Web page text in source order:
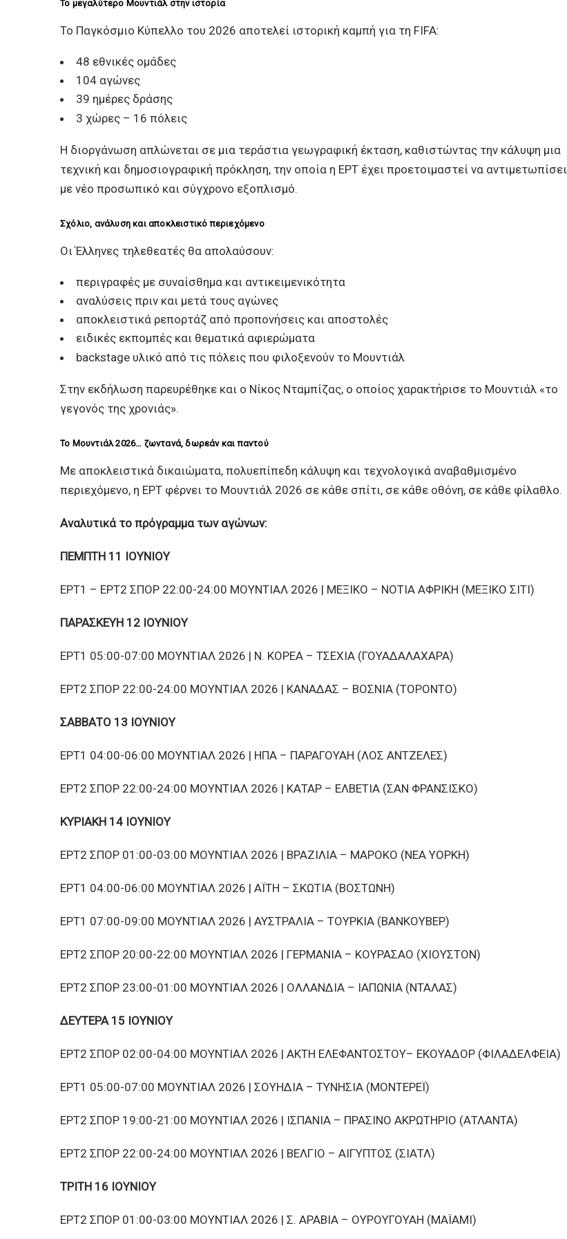
Το μεγαλύτερο Μουντιάλ στην ιστορία
Το Παγκόσμιο Κύπελλο του 2026 αποτελεί ιστορική καμπή για τη FIFA:
48 εθνικές ομάδες
104 αγώνες
39 ημέρες δράσης
3 χώρες – 16 πόλεις
Η διοργάνωση απλώνεται σε μια τεράστια γεωγραφική έκταση, καθιστώντας την κάλυψη μια
τεχνική και δημοσιογραφική πρόκληση, την οποία η ΕΡΤ έχει προετοιμαστεί να αντιμετωπίσει
με νέο προσωπικό και σύγχρονο εξοπλισμό.
Σχόλιο, ανάλυση και αποκλειστικό περιεχόμενο
Οι Έλληνες τηλεθεατές θα απολαύσουν:
περιγραφές με συναίσθημα και αντικειμενικότητα
αναλύσεις πριν και μετά τους αγώνες
αποκλειστικά ρεπορτάζ από προπονήσεις και αποστολές
ειδικές εκπομπές και θεματικά αφιερώματα
backstage υλικό από τις πόλεις που φιλοξενούν το Μουντιάλ
Στην εκδήλωση παρευρέθηκε και ο Νίκος Νταμπίζας, ο οποίος χαρακτήρισε το Μουντιάλ «το
γεγονός της χρονιάς».
Το Μουντιάλ 2026… ζωντανά, δωρεάν και παντού
Με αποκλειστικά δικαιώματα, πολυεπίπεδη κάλυψη και τεχνολογικά αναβαθμισμένο
περιεχόμενο, η ΕΡΤ φέρνει το Μουντιάλ 2026 σε κάθε σπίτι, σε κάθε οθόνη, σε κάθε φίλαθλο.
Αναλυτικά το πρόγραμμα των αγώνων:
ΠΕΜΠΤΗ 11 ΙΟΥΝΙΟΥ
ΕΡΤ1 – ΕΡΤ2 ΣΠΟΡ 22:00-24:00 ΜΟΥΝΤΙΑΛ 2026 | ΜΕΞΙΚΟ – ΝΟΤΙΑ ΑΦΡΙΚΗ (ΜΕΞΙΚΟ ΣΙΤΙ)
ΠΑΡΑΣΚΕΥΗ 12 ΙΟΥΝΙΟΥ
ΕΡΤ1 05:00-07:00 ΜΟΥΝΤΙΑΛ 2026 | Ν. ΚΟΡΕΑ – ΤΣΕΧΙΑ (ΓΟΥΑΔΑΛΑΧΑΡΑ)
ΕΡΤ2 ΣΠΟΡ 22:00-24:00 ΜΟΥΝΤΙΑΛ 2026 | ΚΑΝΑΔΑΣ – ΒΟΣΝΙΑ (ΤΟΡΟΝΤΟ)
ΣΑΒΒΑΤΟ 13 ΙΟΥΝΙΟΥ
ΕΡΤ1 04:00-06:00 ΜΟΥΝΤΙΑΛ 2026 | ΗΠΑ – ΠΑΡΑΓΟΥΑΗ (ΛΟΣ ΑΝΤΖΕΛΕΣ)
ΕΡΤ2 ΣΠΟΡ 22:00-24:00 ΜΟΥΝΤΙΑΛ 2026 | ΚΑΤΑΡ – ΕΛΒΕΤΙΑ (ΣΑΝ ΦΡΑΝΣΙΣΚΟ)
ΚΥΡΙΑΚΗ 14 ΙΟΥΝΙΟΥ
ΕΡΤ2 ΣΠΟΡ 01:00-03:00 ΜΟΥΝΤΙΑΛ 2026 | ΒΡΑΖΙΛΙΑ – ΜΑΡΟΚΟ (ΝΕΑ ΥΟΡΚΗ)
ΕΡΤ1 04:00-06:00 ΜΟΥΝΤΙΑΛ 2026 | ΑΪΤΗ – ΣΚΩΤΙΑ (ΒΟΣΤΩΝΗ)
ΕΡΤ1 07:00-09:00 ΜΟΥΝΤΙΑΛ 2026 | ΑΥΣΤΡΑΛΙΑ – ΤΟΥΡΚΙΑ (ΒΑΝΚΟΥΒΕΡ)
ΕΡΤ2 ΣΠΟΡ 20:00-22:00 ΜΟΥΝΤΙΑΛ 2026 | ΓΕΡΜΑΝΙΑ – ΚΟΥΡΑΣΑΟ (ΧΙΟΥΣΤΟΝ)
ΕΡΤ2 ΣΠΟΡ 23:00-01:00 ΜΟΥΝΤΙΑΛ 2026 | ΟΛΛΑΝΔΙΑ – ΙΑΠΩΝΙΑ (ΝΤΑΛΑΣ)
ΔΕΥΤΕΡΑ 15 ΙΟΥΝΙΟΥ
ΕΡΤ2 ΣΠΟΡ 02:00-04:00 ΜΟΥΝΤΙΑΛ 2026 | ΑΚΤΗ ΕΛΕΦΑΝΤΟΣΤΟΥ– ΕΚΟΥΑΔΟΡ (ΦΙΛΑΔΕΛΦΕΙΑ)
ΕΡΤ1 05:00-07:00 ΜΟΥΝΤΙΑΛ 2026 | ΣΟΥΗΔΙΑ – ΤΥΝΗΣΙΑ (ΜΟΝΤΕΡΕΪ)
ΕΡΤ2 ΣΠΟΡ 19:00-21:00 ΜΟΥΝΤΙΑΛ 2026 | ΙΣΠΑΝΙΑ – ΠΡΑΣΙΝΟ ΑΚΡΩΤΗΡΙΟ (ΑΤΛΑΝΤΑ)
ΕΡΤ2 ΣΠΟΡ 22:00-24:00 ΜΟΥΝΤΙΑΛ 2026 | ΒΕΛΓΙΟ – ΑΙΓΥΠΤΟΣ (ΣΙΑΤΛ)
ΤΡΙΤΗ 16 ΙΟΥΝΙΟΥ
ΕΡΤ2 ΣΠΟΡ 01:00-03:00 ΜΟΥΝΤΙΑΛ 2026 | Σ. ΑΡΑΒΙΑ – ΟΥΡΟΥΓΟΥΑΗ (ΜΑΪΑΜΙ)